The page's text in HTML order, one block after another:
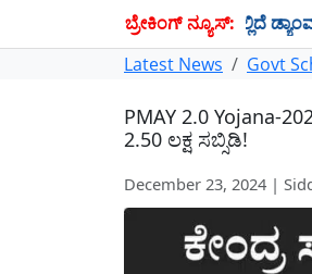
ಬ್ರೇಕಿಂಗ್ ನ್ಯೂಸ್:
TMC ನೀರು ಸಂಗ್ರಹ! ಇಲ್ಲಿದೆ ಡ್ಯಾಂವಾರು
Latest News
Govt
PMAY 2.0 Yojana-
2.50 ಲಕ್ಷ ಸಬ್ಸಿಡಿ!
December 23, 2024 |